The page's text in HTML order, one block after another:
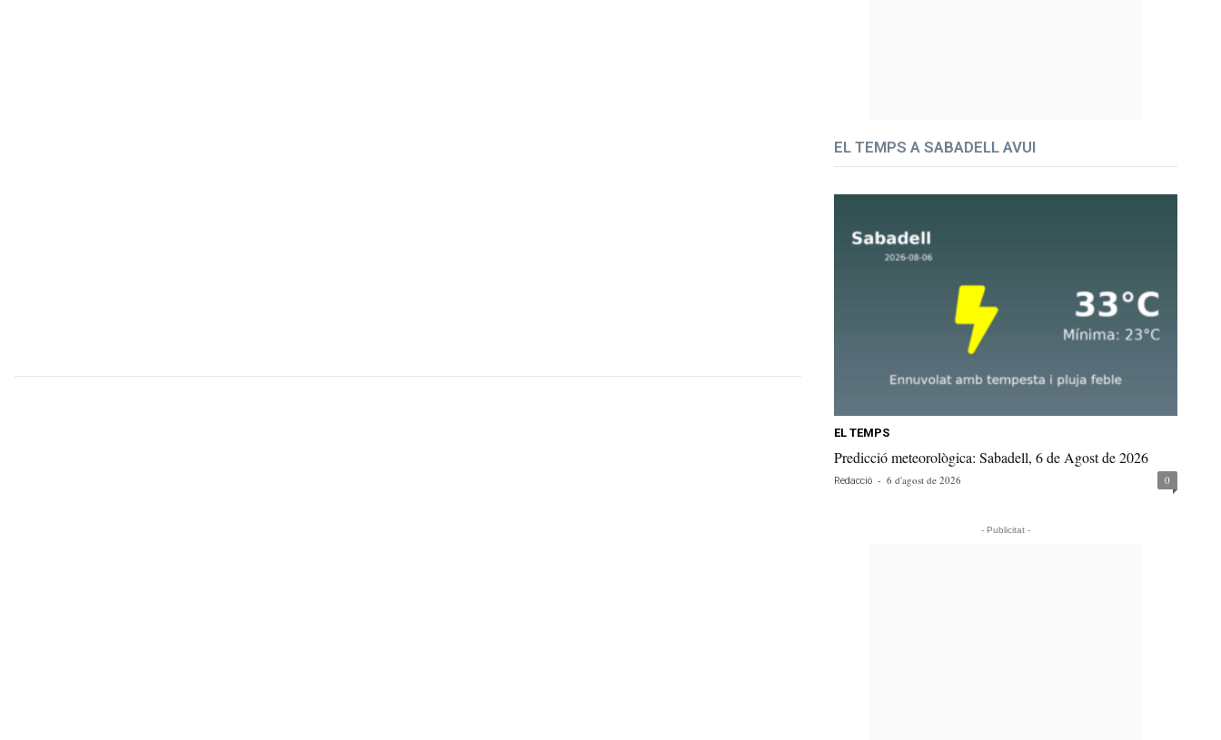
EL TEMPS A SABADELL AVUI
EL TEMPS
Predicció meteorològica: Sabadell, 6 de Agost de 2026
Redacció - 6 d'agost de 2026 0
- Publicitat -